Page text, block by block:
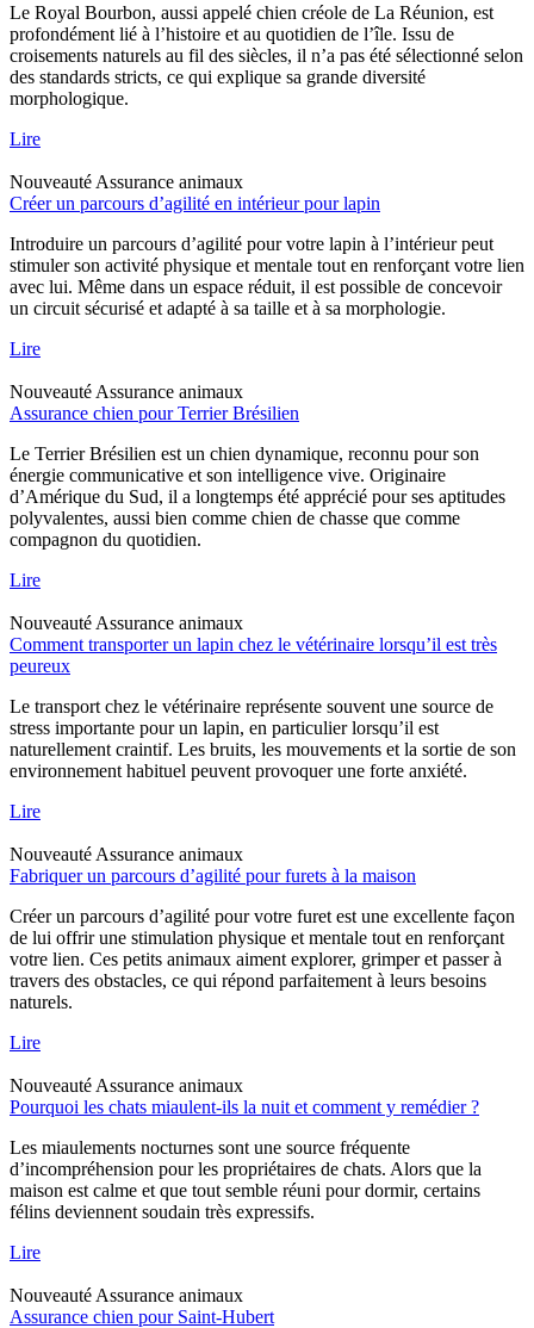
Le Royal Bourbon, aussi appelé chien créole de La Réunion, est
profondément lié à l’histoire et au quotidien de l’île. Issu de
croisements naturels au fil des siècles, il n’a pas été sélectionné selon
des standards stricts, ce qui explique sa grande diversité
morphologique.
Lire
Nouveauté Assurance animaux
Créer un parcours d’agilité en intérieur pour lapin
Introduire un parcours d’agilité pour votre lapin à l’intérieur peut
stimuler son activité physique et mentale tout en renforçant votre lien
avec lui. Même dans un espace réduit, il est possible de concevoir
un circuit sécurisé et adapté à sa taille et à sa morphologie.
Lire
Nouveauté Assurance animaux
Assurance chien pour Terrier Brésilien
Le Terrier Brésilien est un chien dynamique, reconnu pour son
énergie communicative et son intelligence vive. Originaire
d’Amérique du Sud, il a longtemps été apprécié pour ses aptitudes
polyvalentes, aussi bien comme chien de chasse que comme
compagnon du quotidien.
Lire
Nouveauté Assurance animaux
Comment transporter un lapin chez le vétérinaire lorsqu’il est très
peureux
Le transport chez le vétérinaire représente souvent une source de
stress importante pour un lapin, en particulier lorsqu’il est
naturellement craintif. Les bruits, les mouvements et la sortie de son
environnement habituel peuvent provoquer une forte anxiété.
Lire
Nouveauté Assurance animaux
Fabriquer un parcours d’agilité pour furets à la maison
Créer un parcours d’agilité pour votre furet est une excellente façon
de lui offrir une stimulation physique et mentale tout en renforçant
votre lien. Ces petits animaux aiment explorer, grimper et passer à
travers des obstacles, ce qui répond parfaitement à leurs besoins
naturels.
Lire
Nouveauté Assurance animaux
Pourquoi les chats miaulent-ils la nuit et comment y remédier ?
Les miaulements nocturnes sont une source fréquente
d’incompréhension pour les propriétaires de chats. Alors que la
maison est calme et que tout semble réuni pour dormir, certains
félins deviennent soudain très expressifs.
Lire
Nouveauté Assurance animaux
Assurance chien pour Saint-Hubert